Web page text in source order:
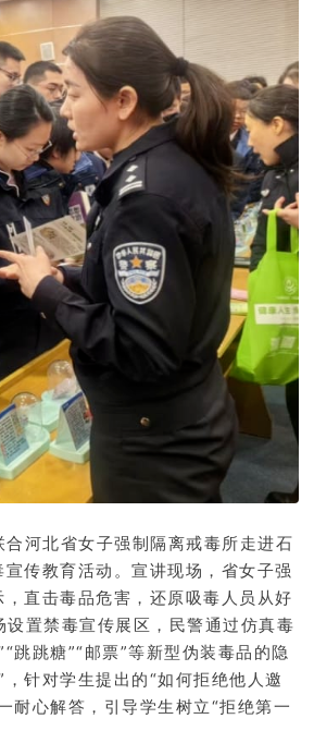
河北省女子强制隔离戒毒所走进石
传教育活动。宣讲现场，省女子强
直击毒品危害，还原吸毒人员从好
置禁毒宣传展区，民警通过仿真毒
跳跳糖”“邮票”等新型伪装毒品的隐
针对学生提出的“如何拒绝他人邀
耐心解答，引导学生树立“拒绝第一